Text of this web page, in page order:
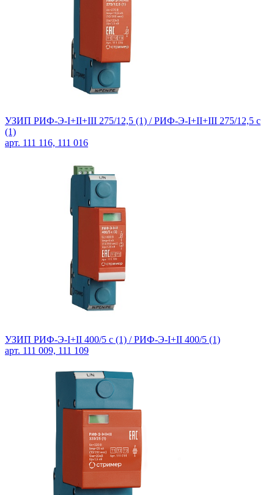
УЗИП РИФ-Э-I+II+III 275/12,5 (1) / РИФ-Э-I+II+III 275/12,5 с
(1)
арт. 111 116, 111 016
УЗИП РИФ-Э-I+II 400/5 c (1) / РИФ-Э-I+II 400/5 (1)
арт. 111 009, 111 109